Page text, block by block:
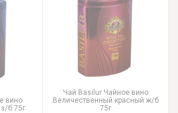
вино
б 75г
Чай Basilur Чайное вино
Величественный красный ж/б
75г